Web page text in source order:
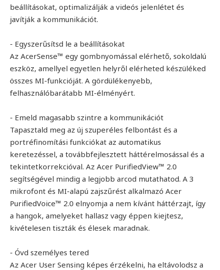
beállításokat, optimalizálják a videós jelenlétet és
javítják a kommunikációt.
- Egyszerűsítsd le a beállításokat
Az AcerSense™ egy gombnyomással elérhető, sokoldalú
eszköz, amellyel egyetlen helyről elérheted készüléked
összes MI-funkcióját. A gördülékenyebb,
felhasználóbarátabb MI-élményért.
- Emeld magasabb szintre a kommunikációt
Tapasztald meg az új szuperéles felbontást és a
portréfinomítási funkciókat az automatikus
keretezéssel, a továbbfejlesztett háttérelmosással és a
tekintetkorrekcióval. Az Acer PurifiedView™ 2.0
segítségével mindig a legjobb arcod mutathatod. A 3
mikrofont és MI-alapú zajszűrést alkalmazó Acer
PurifiedVoice™ 2.0 elnyomja a nem kívánt háttérzajt, így
a hangok, amelyeket hallasz vagy éppen kiejtesz,
kivételesen tiszták és élesek maradnak.
- Óvd személyes tered
Az Acer User Sensing képes érzékelni, ha eltávolodsz a